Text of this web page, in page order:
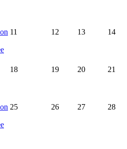
11 12 13 14
18 19 20 21
25 26 27 28